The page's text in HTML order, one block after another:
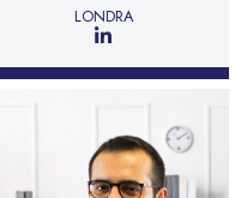
LONDRA